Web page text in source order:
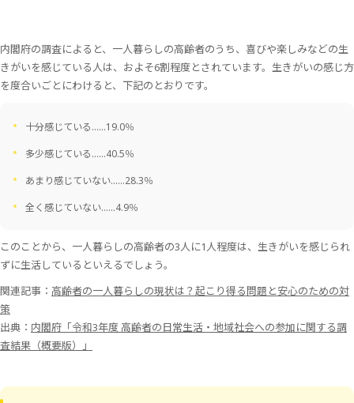
内閣府の調査によると、一人暮らしの高齢者のうち、喜びや楽しみなどの生
きがいを感じている人は、およそ6割程度とされています。生きがいの感じ方
を度合いごとにわけると、下記のとおりです。
十分感じている……19.0％
多少感じている……40.5％
あまり感じていない……28.3％
全く感じていない……4.9％
このことから、一人暮らしの高齢者の3人に1人程度は、生きがいを感じられ
ずに生活しているといえるでしょう。
関連記事： 高齢者の一人暮らしの現状は？起こり得る問題と安心のための対
策
出典： 内閣府「令和3年度 高齢者の日常生活・地域社会への参加に関する調
査結果（概要版）」